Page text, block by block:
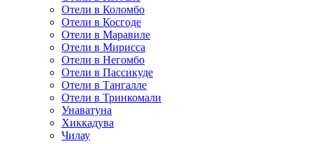
Отели в Коломбо
Отели в Косгоде
Отели в Маравиле
Отели в Мирисса
Отели в Негомбо
Отели в Пассикуде
Отели в Тангалле
Отели в Тринкомали
Унаватуна
Хиккадува
Чилау